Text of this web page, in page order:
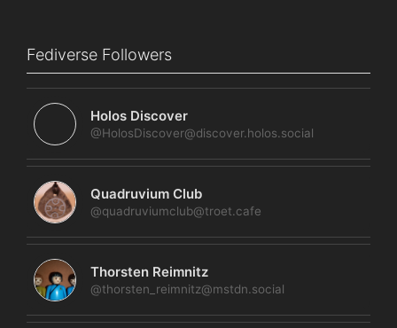
Fediverse Followers
Holos Discover
@HolosDiscover@discover.holos.social
Quadruvium Club
@quadruviumclub@troet.cafe
Thorsten Reimnitz
@thorsten_reimnitz@mstdn.social